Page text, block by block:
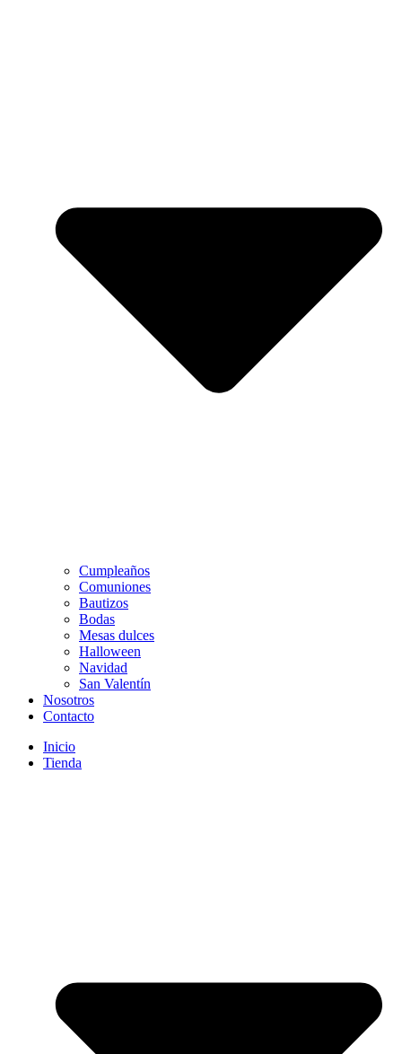
Cumpleaños
Comuniones
Bautizos
Bodas
Mesas dulces
Halloween
Navidad
San Valentín
Nosotros
Contacto
Inicio
Tienda